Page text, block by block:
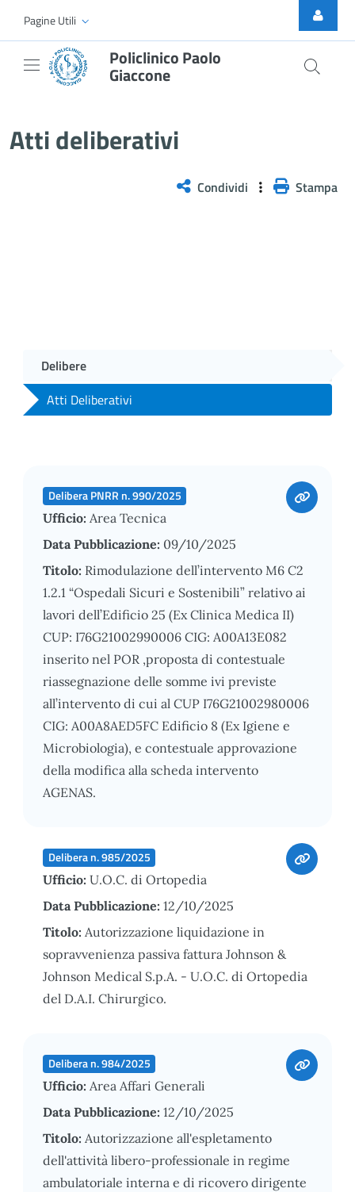
Skip to Main Content
Pagine Utili
Policlinico Paolo
Giaccone
Atti deliberativi
Condividi Stampa
Delibere
Atti Deliberativi
Delibera PNRR n. 990/2025
Ufficio: Area Tecnica
Data Pubblicazione: 09/10/2025
Titolo: Rimodulazione dell’intervento M6 C2
1.2.1 “Ospedali Sicuri e Sostenibili” relativo ai
lavori dell’Edificio 25 (Ex Clinica Medica II)
CUP: I76G21002990006 CIG: A00A13E082
inserito nel POR ,proposta di contestuale
riassegnazione delle somme ivi previste
all’intervento di cui al CUP I76G21002980006
CIG: A00A8AED5FC Edificio 8 (Ex Igiene e
Microbiologia), e contestuale approvazione
della modifica alla scheda intervento
AGENAS.
Delibera n. 985/2025
Ufficio: U.O.C. di Ortopedia
Data Pubblicazione: 12/10/2025
Titolo: Autorizzazione liquidazione in
sopravvenienza passiva fattura Johnson &
Johnson Medical S.p.A. - U.O.C. di Ortopedia
del D.A.I. Chirurgico.
Delibera n. 984/2025
Ufficio: Area Affari Generali
Data Pubblicazione: 12/10/2025
Titolo: Autorizzazione all'espletamento
dell'attività libero-professionale in regime
ambulatoriale interna e di ricovero dirigente